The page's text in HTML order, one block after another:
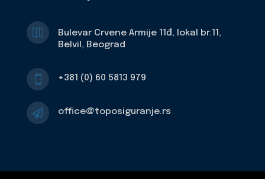

Bulevar Crvene Armije 11đ, lokal br.11,
Belvil, Beograd
 +381 (0) 60 5813 979
 office@toposiguranje.rs